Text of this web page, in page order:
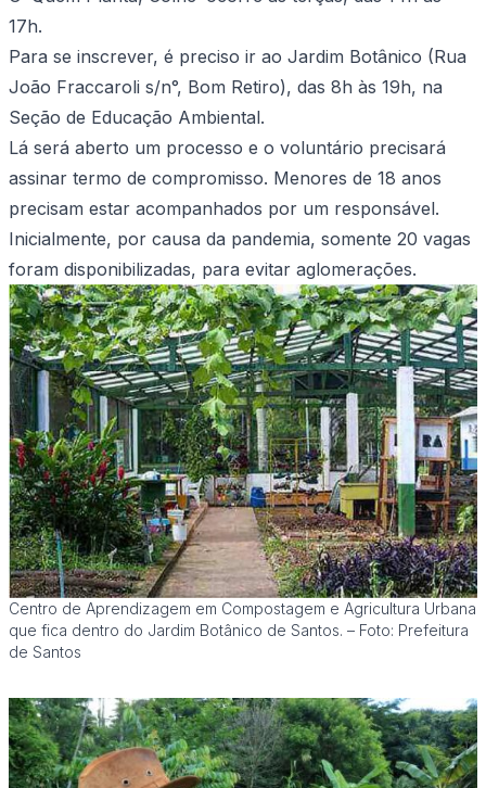
17h.
Para se inscrever, é preciso ir ao Jardim Botânico (Rua
João Fraccaroli s/n°, Bom Retiro), das 8h às 19h, na
Seção de Educação Ambiental.
Lá será aberto um processo e o voluntário precisará
assinar termo de compromisso. Menores de 18 anos
precisam estar acompanhados por um responsável.
Inicialmente, por causa da pandemia, somente 20 vagas
foram disponibilizadas, para evitar aglomerações.
Centro de Aprendizagem em Compostagem e Agricultura Urbana
que fica dentro do Jardim Botânico de Santos. – Foto: Prefeitura
de Santos